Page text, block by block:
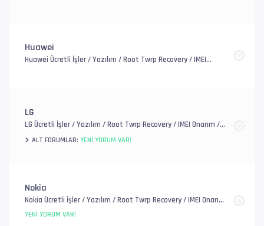
Huawei
Huawei Ücretli İşler / Yazılım / Root Twrp Recovery / IMEI
LG
LG Ücretli İşler / Yazılım / Root Twrp Recovery / IMEI Onarım /
EFS, FRP ve Account / Genel Donanım Sorunlar
ALT FORUMLAR: YENI YORUM VAR!
Nokia
Nokia Ücretli İşler / Yazılım / Root Twrp Recovery / IMEI Onarım
/ EFS, FRP ve Account / Genel Donanım Sorunlar
YENI YORUM VAR!